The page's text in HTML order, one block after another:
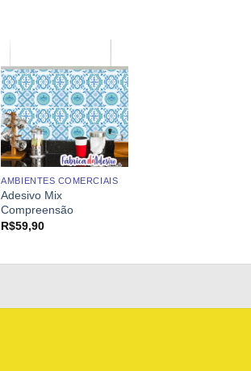
AMBIENTES COMERCIAIS
Adesivo Mix
Compreensão
R$59,90